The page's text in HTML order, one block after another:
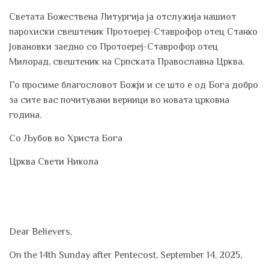
Светата Божествена Литургија ја отслужија нашиот
парохиски свештеник Протоереј-Ставрофор отец Станко
Јовановки заедно со Протоереј-Ставрофор отец
Милорад, свештеник на Српската Православна Црква.
Го просиме благословот Божји и се што е од Бога добро
за сите вас почитувани верници во новата црковна
година.
Со Љубов во Христа Бога
Црква Свети Никола
Dear Believers,
On the 14th Sunday after Pentecost, September 14, 2025,